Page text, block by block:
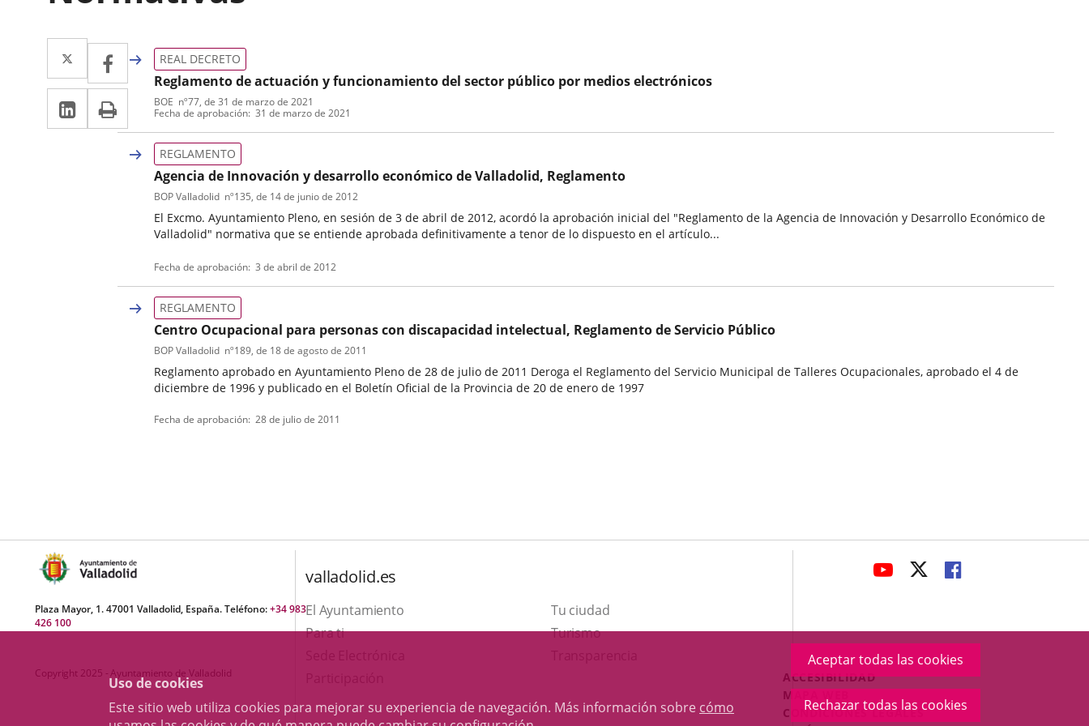
Uso de cookies
Este sitio web utiliza cookies para mejorar su experiencia de navegación. Más información sobre cómo
Aceptar todas las cookies
Rechazar todas las cookies
Twitter
Enlace
a
una
aplicación
externa.
Facebook
Enlace
a
una
aplicación
externa.
LinkedIn
Enlace
a
aplicación
Imprimir
Reglamento de actuación y funcionamiento del sector público por medios electrónicos
Tipo
de
normativa
REAL DECRETO
Referencia
boletin
BOE nº77, de 31 de marzo de 2021
Fecha de aprobación 31 de marzo de 2021
Agencia de Innovación y desarrollo económico de Valladolid, Reglamento
El Excmo. Ayuntamiento Pleno, en sesión de 3 de abril de 2012, acordó la aprobación inicial del "Reglamento de la Agencia de Innovación y Desarrollo Económico de
Valladolid" normativa que se entiende aprobada definitivamente a tenor de lo dispuesto en el artículo...
de
normativa
REGLAMENTO
boletin
BOP Valladolid nº135, de 14 de junio de 2012
Fecha de aprobación 3 de abril de 2012
Centro Ocupacional para personas con discapacidad intelectual, Reglamento de Servicio Público
Reglamento aprobado en Ayuntamiento Pleno de 28 de julio de 2011 Deroga el Reglamento del Servicio Municipal de Talleres Ocupacionales, aprobado el 4 de
diciembre de 1996 y publicado en el Boletín Oficial de la Provincia de 20 de enero de 1997
de
REGLAMENTO
boletin
BOP Valladolid nº189, de 18 de agosto de 2011
Fecha de aprobación 28 de julio de 2011
Plaza Mayor, 1. 47001 Valladolid, España. Teléfono:+34 983
426 100
Copyright 2025 - Ayuntamiento de Valladolid
valladolid.es
El Ayuntamiento
Tu ciudad
Para ti
TurismoEste
una
aplicación
ENLACE
APLICACIÓN
EXTERNA.
ENLACE
APLICACIÓN
EXTERNA.
ENLACE
APLICACIÓN
EXTERNA.
Menú
Legal
Footer
ACCESIBILIDAD
MAPA WEB
CONDICIONES LEGALES